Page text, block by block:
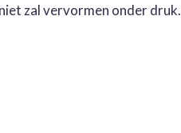
zal vervormen onder druk.